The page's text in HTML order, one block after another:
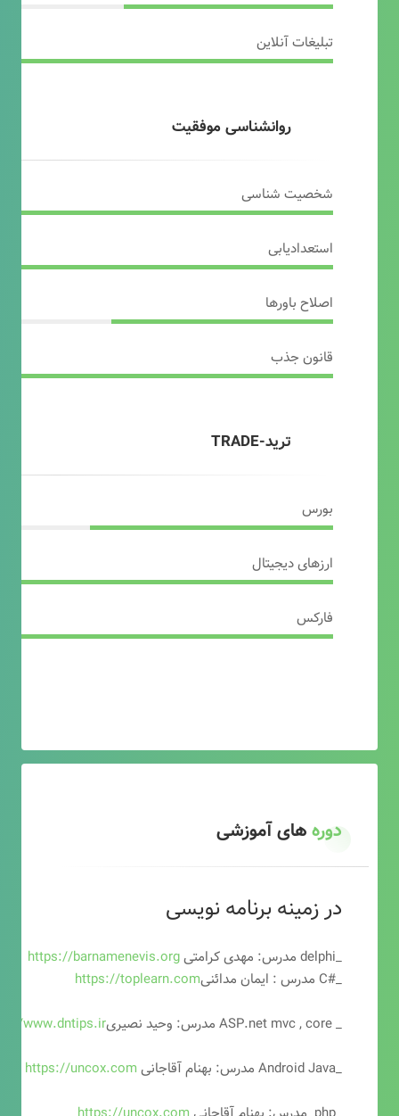
تبلیغات آنلاین
روانشناسی موفقیت
شخصیت شناسی
استعدادیابی
اصلاح باورها
قانون جذب
ترید-TRADE
بورس
ارزهای دیجیتال
فارکس
دورههای آموزشی
در زمینه برنامه نویسی
_delphi مدرس: مهدی کرامتی
https://barnamenevis.org
_#C مدرس : ایمان مدائنی
https://toplearn.com
_ ASP.net mvc , core مدرس: وحید نصیری
www.dntips.ir
_Android Java مدرس: بهنام آقاجانی
https://uncox.com